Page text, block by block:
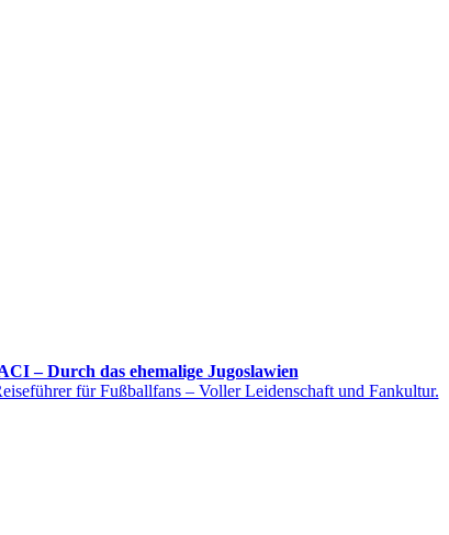
– Durch das ehemalige Jugoslawien
für Fußballfans – Voller Leidenschaft und Fankultur.